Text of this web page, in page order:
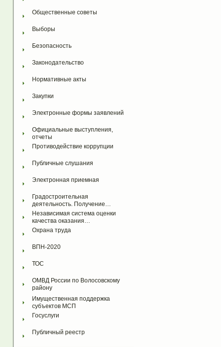
Общественные советы
Выборы
Безопасность
Законодательство
Нормативные акты
Закупки
Электронные формы заявлений
Официальные выступления,
отчеты
Противодействие коррупции
Публичные слушания
Электронная приемная
Градостроительная
деятельность. Получение…
Независимая система оценки
качества оказания…
Охрана труда
ВПН-2020
ТОС
ОМВД России по Волосовскому
району
Имущественная поддержка
субъектов МСП
Госуслуги
Публичный реестр